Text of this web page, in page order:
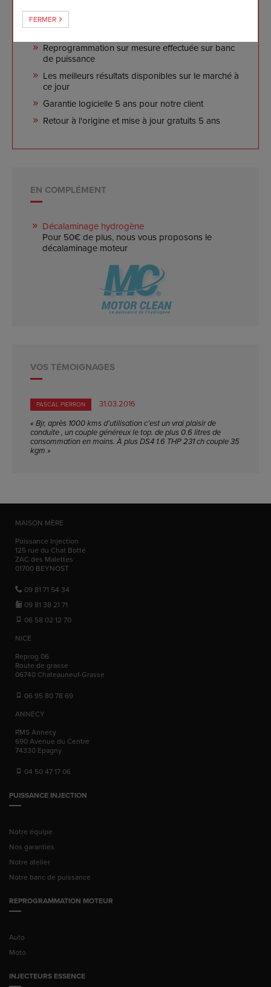
NOS ENGAGEMENTS
Reprogrammation sur mesure effectuée sur banc
de puissance
Les meilleurs résultats disponibles sur le marché à
ce jour
Garantie logicielle 5 ans pour notre client
Retour à l'origine et mise à jour gratuits 5 ans
EN COMPLÉMENT
Décalaminage hydrogène
Pour 50€ de plus, nous vous proposons le
décalaminage moteur
VOS TÉMOIGNAGES
PASCAL PIERRON
31.03.2016
« Bjr, après 1000 kms d’utilisation c’est un vrai plaisir de
conduite , un couple généreux le top. de plus 0.6 litres de
consommation en moins. À plus DS4 1.6 THP 231 ch couple 35
kgm »
FERMER
MAISON MÈRE
Puissance Injection
125 rue du Chat Botté
ZAC des Malettes
01700 BEYNOST
09 81 71 54 34
09 81 38 21 71
06 58 02 12 70
NICE
Reprog 06
Route de grasse
06740 Chateauneuf-Grasse
06 95 80 78 69
ANNECY
RMS Annecy
690 Avenue du Centre
74330 Epagny
04 50 47 17 06
PUISSANCE INJECTION
Notre équipe
Nos garanties
Notre atelier
Notre banc de puissance
REPROGRAMMATION MOTEUR
Auto
Moto
INJECTEURS ESSENCE